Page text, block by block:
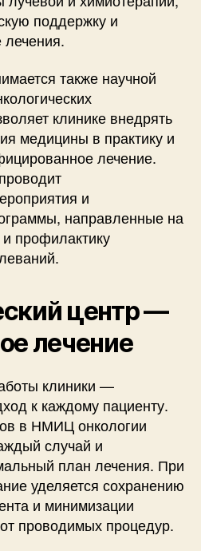
поддержку и
также научной
клинике внедрять
медицины в практику и
лечение.
и
направленные на
профилактику
центр —
лечение
клиники —
к каждому пациенту.
в НМИЦ онкологии
случай и
план лечения. При
уделяется сохранению
и минимизации
проводимых процедур.